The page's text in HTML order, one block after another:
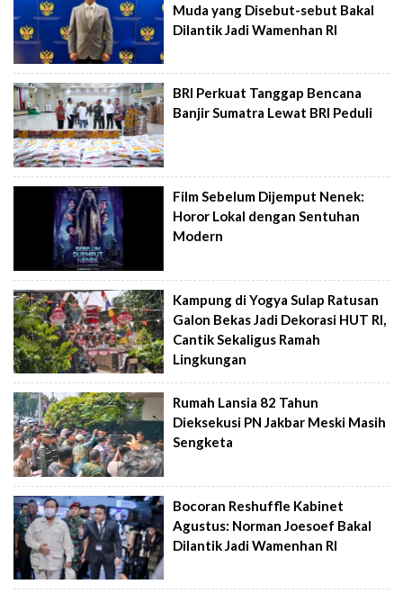
Muda yang Disebut-sebut Bakal
Dilantik Jadi Wamenhan RI
BRI Perkuat Tanggap Bencana
Banjir Sumatra Lewat BRI Peduli
Film Sebelum Dijemput Nenek:
Horor Lokal dengan Sentuhan
Modern
Kampung di Yogya Sulap Ratusan
Galon Bekas Jadi Dekorasi HUT RI,
Cantik Sekaligus Ramah
Lingkungan
Rumah Lansia 82 Tahun
Dieksekusi PN Jakbar Meski Masih
Sengketa
Bocoran Reshuffle Kabinet
Agustus: Norman Joesoef Bakal
Dilantik Jadi Wamenhan RI